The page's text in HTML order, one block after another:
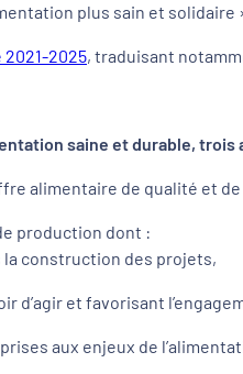
plus sain et solidaire
2021-2025, traduisant
saine et durable,
alimentaire de qualité et
production dont :
la construction des projets,
d’agir et favorisant
aux enjeux de